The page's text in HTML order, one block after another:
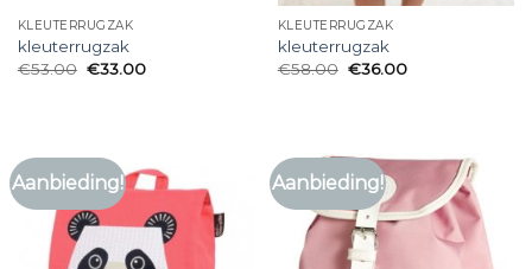
KLEUTERRUGZAK
kleuterrugzak
€53.00 €33.00
KLEUTERRUGZAK
kleuterrugzak
€58.00 €36.00
Aanbieding! Aanbieding!